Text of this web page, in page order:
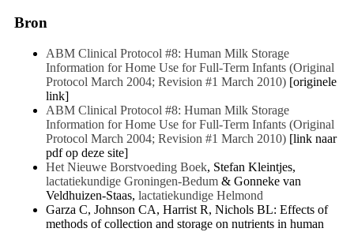
Bron
ABM Clinical Protocol #8: Human Milk Storage
Information for Home Use for Full-Term Infants (Original
Protocol March 2004; Revision #1 March 2010) [originele
link]
ABM Clinical Protocol #8: Human Milk Storage
Information for Home Use for Full-Term Infants (Original
Protocol March 2004; Revision #1 March 2010) [link naar
pdf op deze site]
Het Nieuwe Borstvoeding Boek, Stefan Kleintjes,
lactatiekundige Groningen-Bedum & Gonneke van
Veldhuizen-Staas, lactatiekundige Helmond
Garza C, Johnson CA, Harrist R, Nichols BL: Effects of
methods of collection and storage on nutrients in human